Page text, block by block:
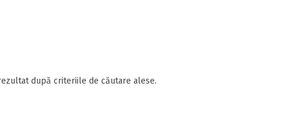
după criteriile de căutare alese.